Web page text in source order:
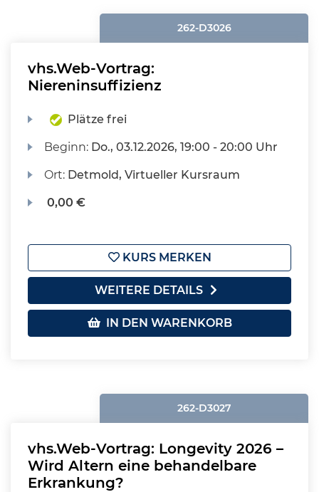
262-D3026
vhs.Web-Vortrag:
Niereninsuffizienz
Plätze frei
Beginn: Do., 03.12.2026, 19:00 - 20:00 Uhr
Ort: Detmold, Virtueller Kursraum
0,00 €
KURS MERKEN
WEITERE DETAILS
IN DEN WARENKORB
262-D3027
vhs.Web-Vortrag: Longevity 2026 –
Wird Altern eine behandelbare
Erkrankung?